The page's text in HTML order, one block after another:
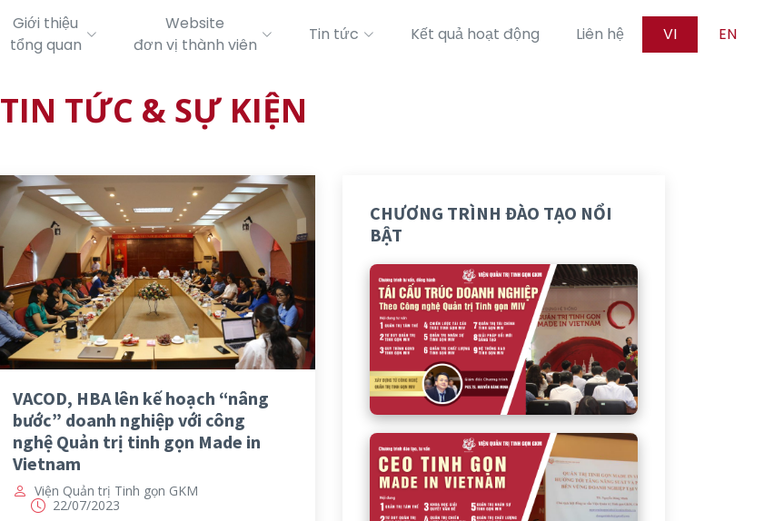
Giới thiệu
tổng quan
Website
đơn vị thành viên
Tin tức Kết quả hoạt động Liên hệ VI EN
TIN TỨC & SỰ KIỆN
VACOD, HBA lên kế hoạch “nâng
bước” doanh nghiệp với công
nghệ Quản trị tinh gọn Made in
Vietnam
Viện Quản trị Tinh gọn GKM
22/07/2023
CHƯƠNG TRÌNH ĐÀO TẠO NỔI
BẬT